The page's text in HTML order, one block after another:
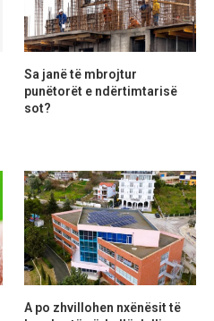
Sa janë të mbrojtur
punëtorët e ndërtimtarisë
sot?
A po zhvillohen nxënësit të